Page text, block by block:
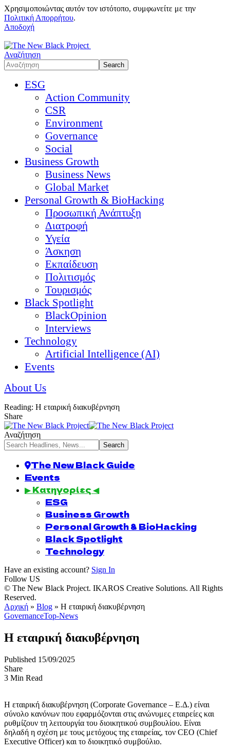
Χρησιμοποιώντας αυτόν τον ιστότοπο, συμφωνείτε με την
Πολιτική Απορρήτου.
Αποδοχή
Αναζήτηση
ESG
Action Community
CSR
Environment
Governance
Social
Business Growth
Business News
Global Market
Personal Growth & BioHacking
Προσωπική Ανάπτυξη
Διατροφή
Υγεία
Άσκηση
Εκπαίδευση
Πολιτισμός
Τουρισμός
Black Spotlight
BlackOpinion
Interviews
Technology
Artificial Intelligence (AI)
Events
About Us
Reading: Η εταιρική διακυβέρνηση
Share
Αναζήτηση
The New Black Guide
Events
▶ Κατηγορίες ◀
ESG
Business Growth
Personal Growth & BioHacking
Black Spotlight
Technology
Have an existing account? Sign In
Follow US
© The New Black Project. IKAROS Creative Solutions. All Rights
Reserved.
Αρχική » Blog » Η εταιρική διακυβέρνηση
GovernanceTop-News
Η εταιρική διακυβέρνηση
Published 15/09/2025
Share
3 Min Read
Η εταιρική διακυβέρνηση (Corporate Governance – Ε.Δ.) είναι
σύνολο κανόνων που εφαρμόζονται στις ανώνυμες εταιρείες και
ρυθμίζουν τη λειτουργία του διοικητικού συμβουλίου. Είναι
δηλαδή η σχέση με τους μετόχους της εταιρείας, τον CEO (Chief
Executive Officer) και το διοικητικό συμβούλιο.